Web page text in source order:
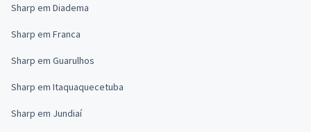
Sharp em Diadema
Sharp em Franca
Sharp em Guarulhos
Sharp em Itaquaquecetuba
Sharp em Jundiaí